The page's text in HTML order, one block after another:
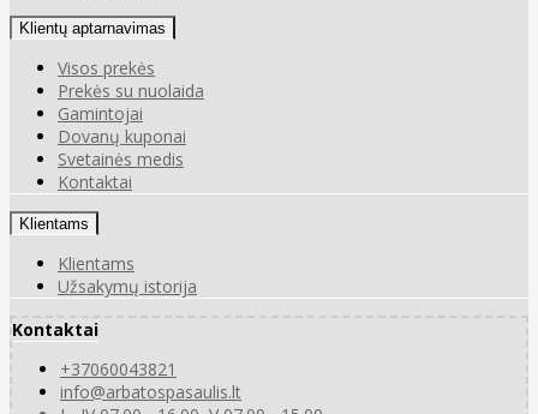
Klientų aptarnavimas
Visos prekės
Prekės su nuolaida
Gamintojai
Dovanų kuponai
Svetainės medis
Kontaktai
Klientams
Klientams
Užsakymų istorija
Kontaktai
+37060043821
info@arbatospasaulis.lt